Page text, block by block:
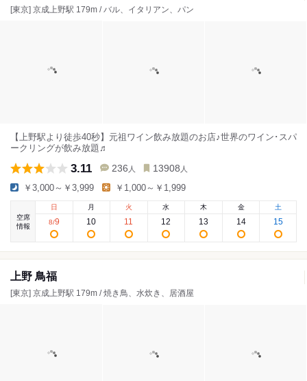
[東京] 京成上野駅 179m / バル、イタリアン、パン
【上野駅より徒歩40秒】元祖ワイン飲み放題のお店♪世界のワイン･スパ
ークリングが飲み放題♬
3.11 236 人 13908 人
￥3,000～￥3,999 ￥1,000～￥1,999
空席
情報
日
8/9
月
10
火
11
水
12
木
13
金
14
土
15
上野 鳥福
[東京] 京成上野駅 179m / 焼き鳥、水炊き、居酒屋